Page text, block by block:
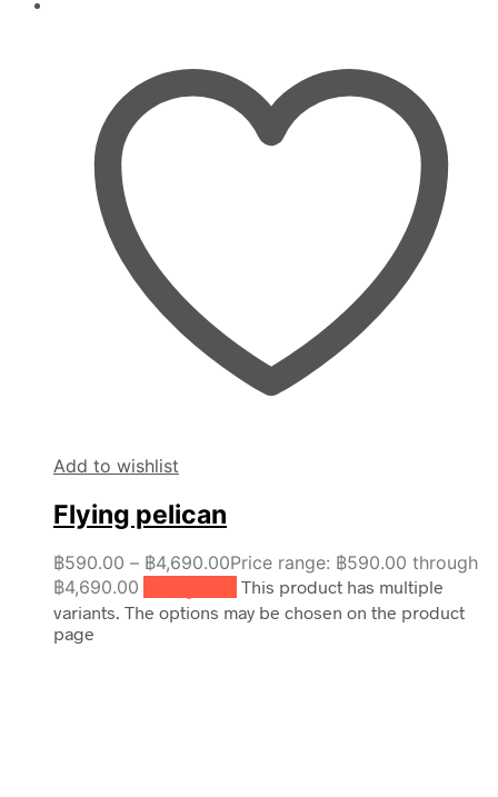
Add to wishlist
Flying pelican
฿590.00 – ฿4,690.00Price range: ฿590.00 through
฿4,690.00
This product has multiple
variants. The options may be chosen on the product
page